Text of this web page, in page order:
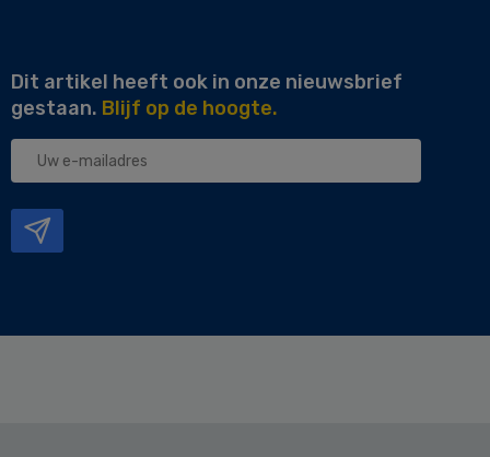
Dit artikel heeft ook in onze nieuwsbrief
gestaan. Blijf op de hoogte.
Uw